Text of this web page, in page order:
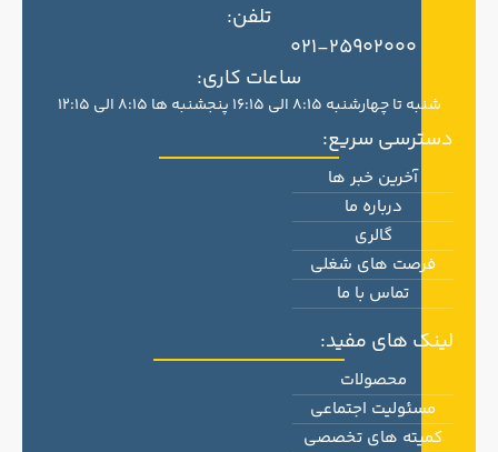
تلفن:
021-25902000
ساعات کاری:
شنبه تا چهارشنبه 8:15 الی 16:15 پنجشنبه ها 8:15 الی 12:15
دسترسی سریع:
آخرین خبر ها
درباره ما
گالری
فرصت های شغلی
تماس با ما
لینک های مفید:
محصولات
مسئولیت اجتماعی
کمیته های تخصصی